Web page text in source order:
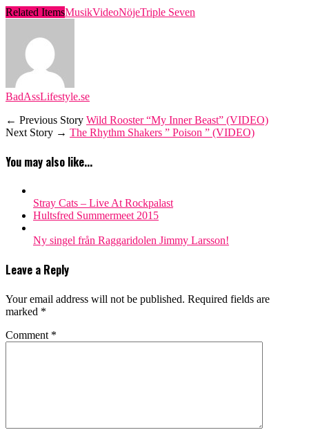
Related ItemsMusikVideoNöjeTriple Seven
BadAssLifestyle.se
← Previous Story Wild Rooster “My Inner Beast” (VIDEO)
Next Story → The Rhythm Shakers ” Poison ” (VIDEO)
You may also like...
Stray Cats – Live At Rockpalast
Hultsfred Summermeet 2015
Ny singel från Raggaridolen Jimmy Larsson!
Leave a Reply
Your email address will not be published. Required fields are
marked *
Comment *